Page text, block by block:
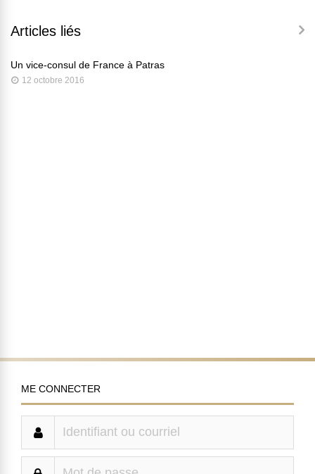
Articles liés
Un vice-consul de France à Patras
12 octobre 2016
ME CONNECTER